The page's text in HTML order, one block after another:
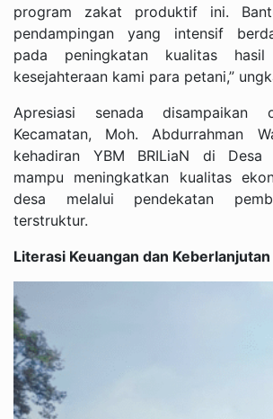
program zakat produktif ini.
pendampingan yang intensif
pada peningkatan kualitas
kesejahteraan kami para petani,”
Apresiasi senada disampaikan
Kecamatan, Moh. Abdurrahman
kehadiran YBM BRILiaN di Desa
mampu meningkatkan kualitas
desa melalui pendekatan
terstruktur.
Literasi Keuangan dan Keberlanjutan